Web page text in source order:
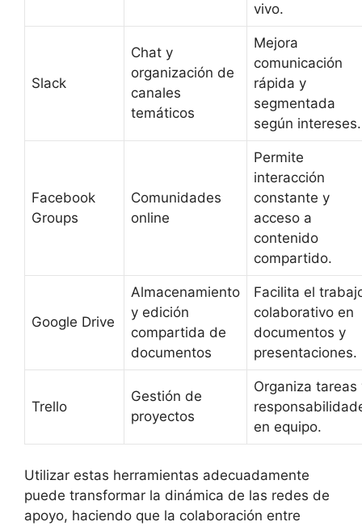
vivo.
Slack
Chat y
organización de
canales
temáticos
Mejora
comunicación
rápida y
segmentada
según intereses.
Facebook
Groups
Comunidades
online
Permite
interacción
constante y
acceso a
contenido
compartido.
Google Drive
Almacenamiento
y edición
compartida de
documentos
Facilita el
colaborativo en
documentos y
presentaciones.
Trello
Gestión de
proyectos
Organiza tareas
en equipo.
Utilizar estas herramientas adecuadamente
puede transformar la dinámica de las redes de
apoyo, haciendo que la colaboración entre